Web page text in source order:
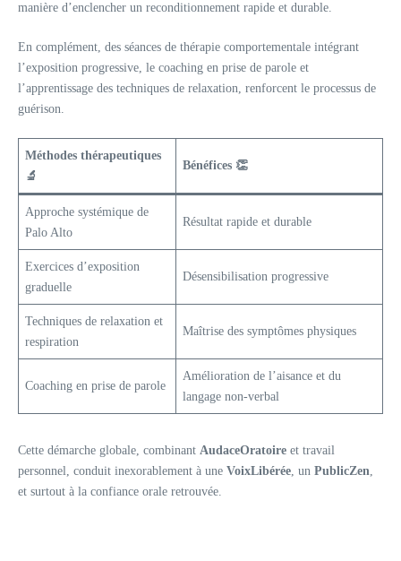
manière d’enclencher un reconditionnement rapide et durable.
En complément, des séances de thérapie comportementale intégrant
l’exposition progressive, le coaching en prise de parole et
l’apprentissage des techniques de relaxation, renforcent le processus de
guérison.
Méthodes thérapeutiques
🔬
Bénéfices 👏
Approche systémique de
Palo Alto
Résultat rapide et durable
Exercices d’exposition
graduelle
Désensibilisation progressive
Techniques de relaxation et
respiration
Maîtrise des symptômes physiques
Coaching en prise de parole
Amélioration de l’aisance et du
langage non-verbal
Cette démarche globale, combinant AudaceOratoire et travail
personnel, conduit inexorablement à une VoixLibérée, un PublicZen,
et surtout à la confiance orale retrouvée.